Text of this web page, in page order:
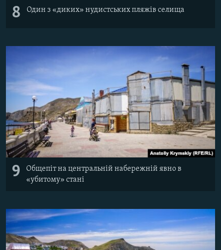
8 Один з «диких» нудистських пляжів селища
9
Общепіт на центральній набережній явно в
«убитому» стані